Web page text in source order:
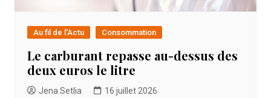
Au fil de l'Actu Consommation
Le carburant repasse au-dessus des
deux euros le litre
Jena Setlia 16 juillet 2026